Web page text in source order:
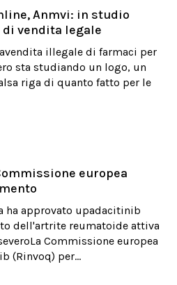
Anmvi: in studio
vendita legale
illegale di farmaci per
sta studiando un logo, un
riga di quanto fatto per le
europea
ha approvato upadacitinib
dell'artrite reumatoide attiva
Commissione europea
(Rinvoq) per...